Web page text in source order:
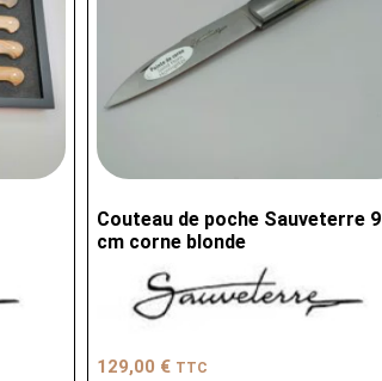
Couteau de poche Sauveterre 9
cm corne blonde
129,00 € TTC